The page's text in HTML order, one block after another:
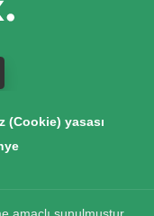
(Cookie) yasası
amaçlı sunulmuştur.